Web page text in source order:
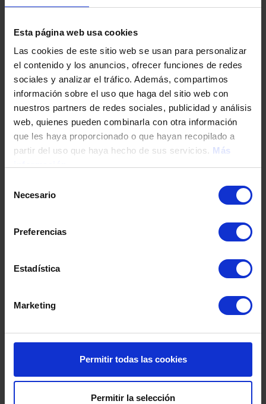
Esta página web usa cookies
Las cookies de este sitio web se usan para personalizar
el contenido y los anuncios, ofrecer funciones de redes
sociales y analizar el tráfico. Además, compartimos
información sobre el uso que haga del sitio web con
nuestros partners de redes sociales, publicidad y análisis
web, quienes pueden combinarla con otra información
que les haya proporcionado o que hayan recopilado a
partir del uso que haya hecho de sus servicios. Más
Necesario
Preferencias
Estadística
Marketing
Permitir todas las cookies
Permitir la selección
Tu nombre y apellidos
Tu teléfono
DNI / Pasaporte / NIE
Código postal